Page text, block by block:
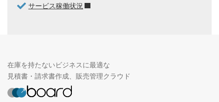
サービス稼働状況
在庫を持たないビジネスに最適な
見積書・請求書作成、販売管理クラウド